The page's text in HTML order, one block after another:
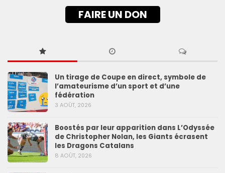
FAIRE UN DON
Un tirage de Coupe en direct, symbole de
l’amateurisme d’un sport et d’une
fédération
3 AOÛT, 2026
Boostés par leur apparition dans L’Odyssée
de Christopher Nolan, les Giants écrasent
les Dragons Catalans
8 AOÛT, 2026